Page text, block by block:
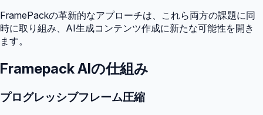
FramePackの革新的なアプローチは、これら両方の課題に同
時に取り組み、AI生成コンテンツ作成に新たな可能性を開き
ます。
Framepack AIの仕組み
プログレッシブフレーム圧縮